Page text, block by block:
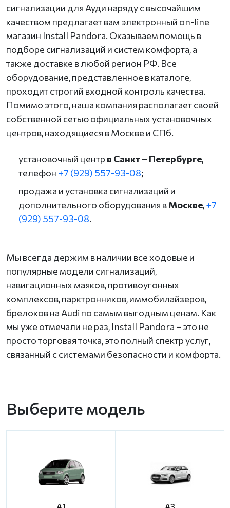
сигнализации для Ауди наряду с высочайшим
качеством предлагает вам электронный on-line
магазин Install Pandora. Оказываем помощь в
подборе сигнализаций и систем комфорта, а
также доставке в любой регион РФ. Все
оборудование, представленное в каталоге,
проходит строгий входной контроль качества.
Помимо этого, наша компания располагает своей
собственной сетью официальных установочных
центров, находящиеся в Москве и СПб.
установочный центр в Санкт – Петербурге,
телефон +7 (929) 557-93-08;
продажа и установка сигнализаций и
дополнительного оборудования вМоскве,+7
(929) 557-93-08.
Мы всегда держим в наличии все ходовые и
популярные модели сигнализаций,
навигационных маяков, противоугонных
комплексов, парктронников, иммобилайзеров,
брелоков на Audi по самым выгодным ценам. Как
мы уже отмечали не раз, Install Pandora – это не
просто торговая точка, это полный спектр услуг,
связанный с системами безопасности и комфорта.
Выберите модель